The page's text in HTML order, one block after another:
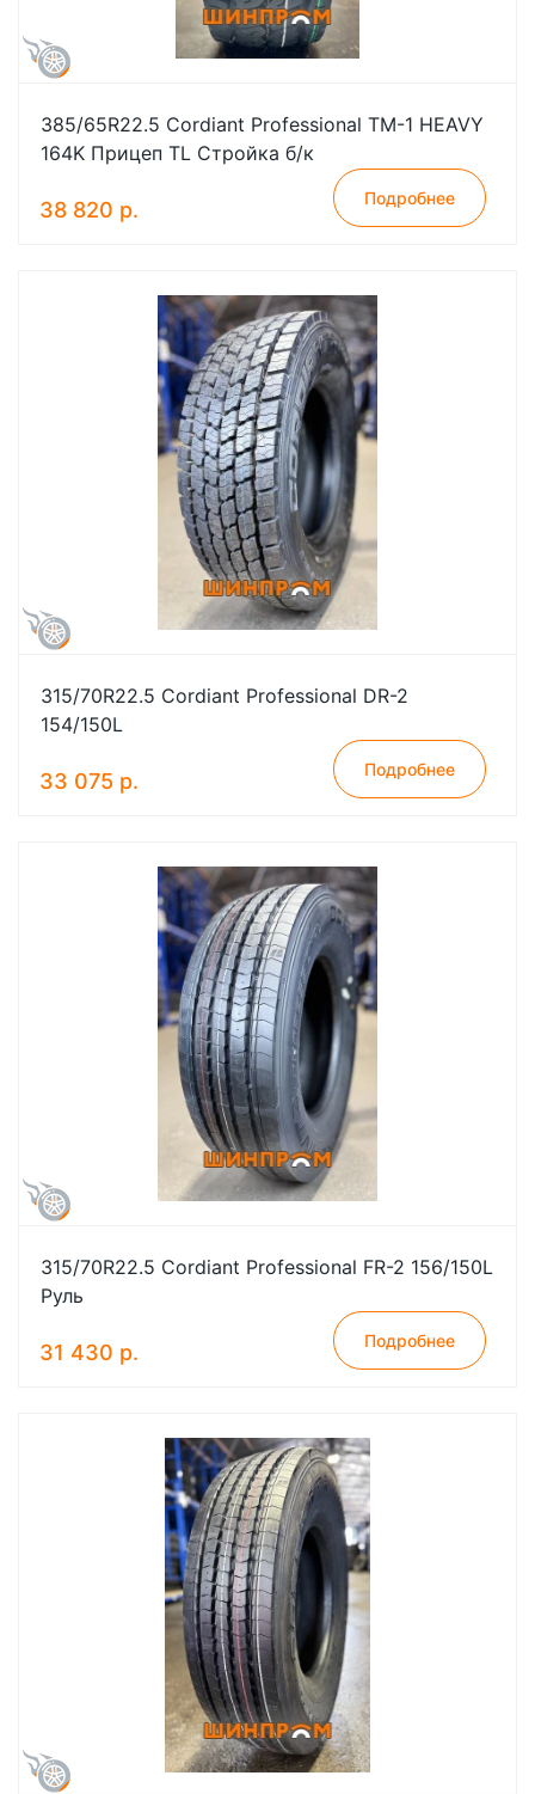
385/65R22.5 Cordiant Professional TM-1 HEAVY
164K Прицеп TL Стройка б/к
38 820 р. Подробнее
315/70R22.5 Cordiant Professional DR-2
154/150L
33 075 р. Подробнее
315/70R22.5 Cordiant Professional FR-2 156/150L
Руль
31 430 р. Подробнее